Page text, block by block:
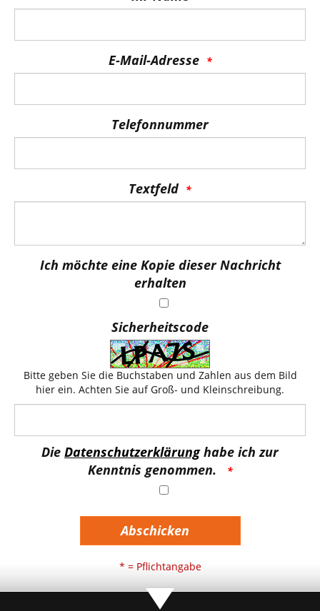
E-Mail-Adresse
Telefonnummer
Textfeld
Ich möchte eine Kopie dieser Nachricht
erhalten
Sicherheitscode
Bitte geben Sie die Buchstaben und Zahlen aus dem Bild
hier ein. Achten Sie auf Groß- und Kleinschreibung.
Die Datenschutzerklärunghabe ich zur
Kenntnis genommen.
Abschicken
* = Pflichtangabe